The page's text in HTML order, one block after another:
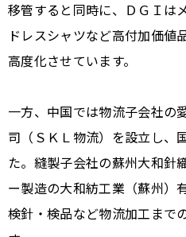
移管すると同時に、ＤＧＩは
ドレスシャツなど高付加価値
高度化させています。
一方、中国では物流子会社の
司（ＳＫＬ物流）を設立し、
た。縫製子会社の蘇州大和針
ー製造の大和紡工業（蘇州）
検針・検品など物流加工まで